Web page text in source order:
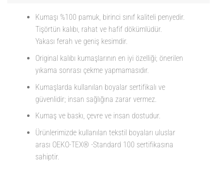
Kumaşı %100 pamuk, birinci sınıf kaliteli penyedir.
Tişörtün kalıbı, rahat ve hafif dökümlüdür.
Yakası ferah ve geniş kesimdir.
Original kalıbı kumaşlarının en iyi özelliği; önerilen
yıkama sonrası çekme yapmamasıdır.
Kumaşlarda kullanılan boyalar sertifikalı ve
güvenlidir; insan sağlığına zarar vermez.
Kumaş ve baskı, çevre ve insan dostudur.
Ürünlerimizde kullanılan tekstil boyaları uluslar
arası OEKO-TEX® -Standard 100 sertifikasına
sahiptir.